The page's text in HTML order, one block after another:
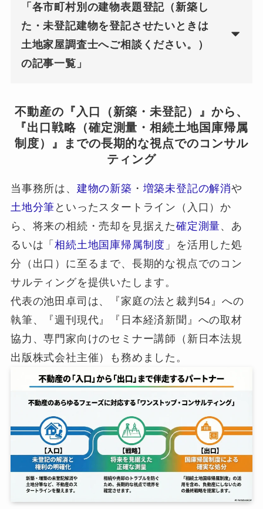
「各市町村別の建物表題登記（新築し
た・未登記建物を登記させたいときは
土地家屋調査士へご相談ください。）
の記事一覧」
不動産の『入口（新築・未登記）』から、
『出口戦略（確定測量・相続土地国庫帰属
制度）』までの長期的な視点でのコンサル
ティング
当事務所は、 建物の新築 ・ 増築未登記の解消や
土地分筆 といったスタートライン（入口）か
ら、将来の相続・売却を見据えた確定測量、あ
るいは「相続土地国庫帰属制度 」を活用した処
分（出口）に至るまで、長期的な視点でのコン
サルティングを提供いたします。
代表の池田卓司は、『家庭の法と裁判54』への
執筆、『週刊現代』『日本経済新聞』への取材
協力、専門家向けのセミナー講師（新日本法規
出版株式会社主催）も務めました。